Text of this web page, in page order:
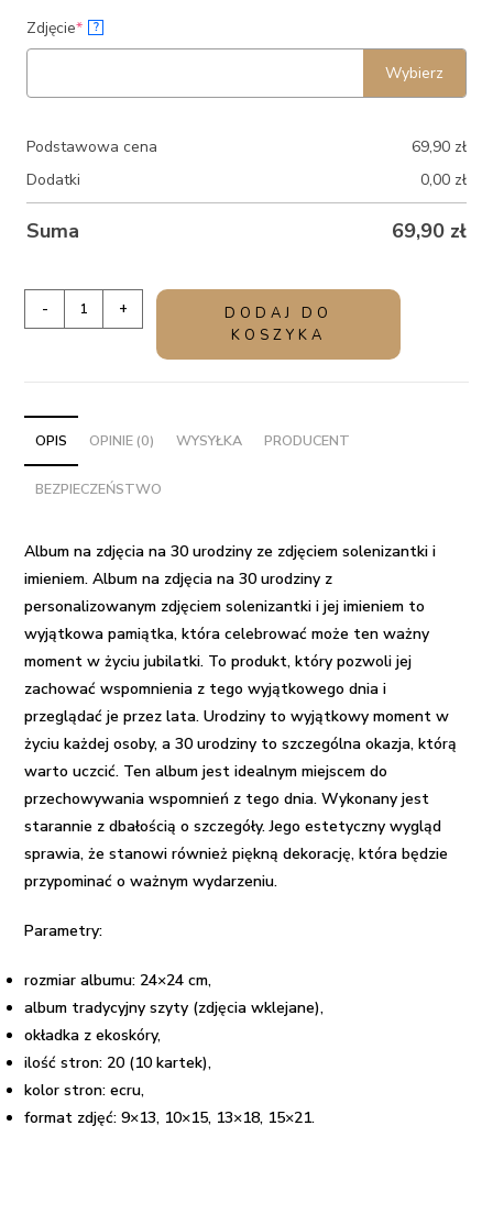
Zdjęcie*(required)
?
Wybierz
Podstawowa cena 69,90 zł
Dodatki
0,00 zł
Suma 69,90 zł
Album
na
30
urodziny
ze
solenizantki
i
imieniem
- +
DODAJ DO
KOSZYKA
OPIS OPINIE (0) WYSYŁKA PRODUCENT
BEZPIECZEŃSTWO
Album na zdjęcia na 30 urodziny ze zdjęciem solenizantki i
imieniem.Album na zdjęcia na 30 urodziny z
personalizowanym zdjęciem solenizantki i jej imieniem to
wyjątkowa pamiątka, która celebrować może ten ważny
moment w życiu jubilatki. To produkt, który pozwoli jej
zachować wspomnienia z tego wyjątkowego dnia i
przeglądać je przez lata. Urodziny to wyjątkowy moment w
życiu każdej osoby, a 30 urodziny to szczególna okazja, którą
warto uczcić. Ten album jest idealnym miejscem do
przechowywania wspomnień z tego dnia. Wykonany jest
starannie z dbałością o szczegóły. Jego estetyczny wygląd
sprawia, że ​​stanowi również piękną dekorację, która będzie
przypominać o ważnym wydarzeniu.
Parametry:
rozmiar albumu: 24×24 cm,
album tradycyjny szyty (zdjęcia wklejane),
okładka z ekoskóry,
ilość stron: 20 (10 kartek),
kolor stron: ecru,
format zdjęć: 9×13, 10×15, 13×18, 15×21.